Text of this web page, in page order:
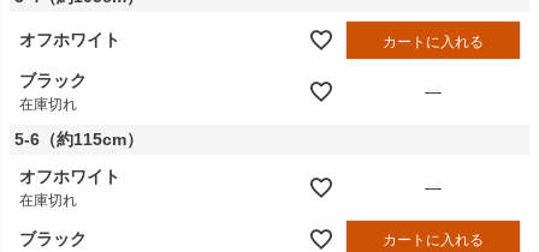
オフホワイト カートに入れる
ブラック
在庫切れ
—
5-6（約115cm）
オフホワイト
在庫切れ
—
ブラック カートに入れる